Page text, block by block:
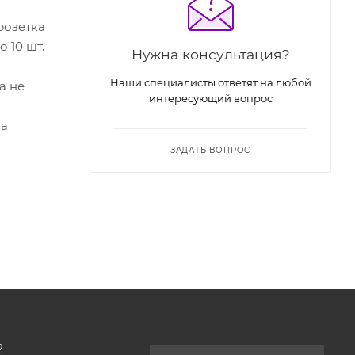
10 шт.
не
Нужна консультация?
Наши специалисты ответят на любой
интересующий вопрос
ЗАДАТЬ ВОПРОС